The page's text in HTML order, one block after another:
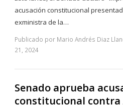
acusación constitucional
exministra de la…
Publicado por Mario Andrés Diaz
21, 2024
Senado aprueba
constitucional contra